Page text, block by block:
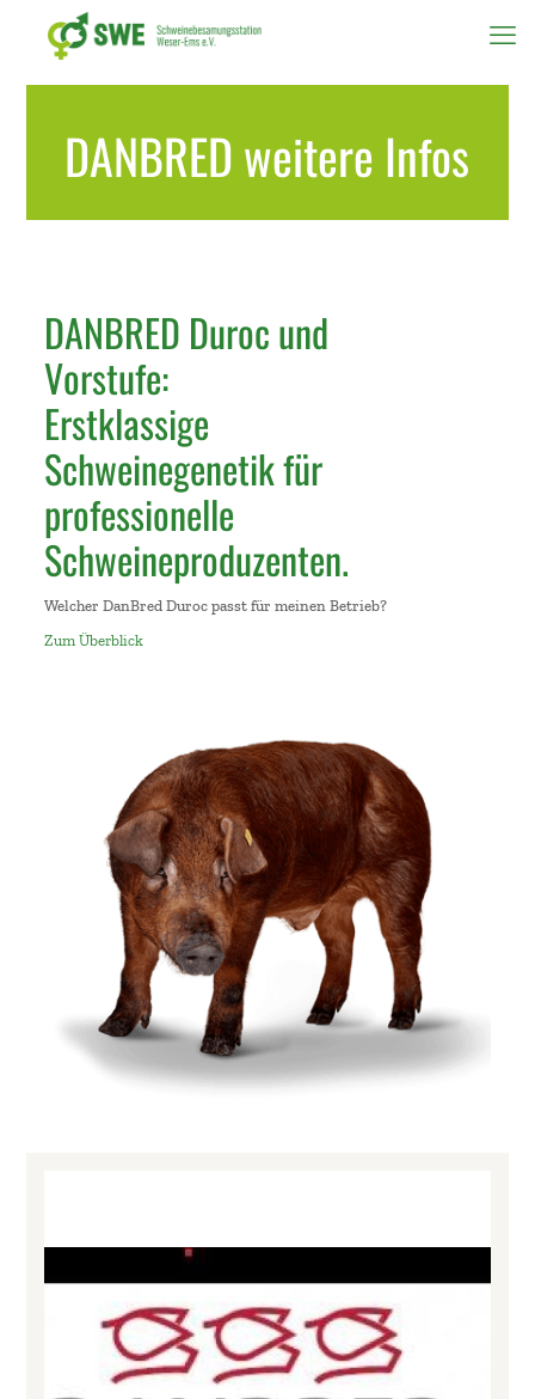
DANBRED weitere Infos
DANBRED Duroc und
Vorstufe:
Erstklassige
Schweinegenetik für
professionelle
Schweineproduzenten.
Welcher DanBred Duroc passt für meinen Betrieb?
Zum Überblick